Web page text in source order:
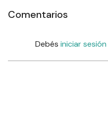
Comentarios
Debés iniciar sesión